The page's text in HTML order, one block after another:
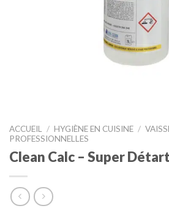
ACCUEIL / HYGIÈNE EN CUISINE /
PROFESSIONNELLES
Clean Calc – Super